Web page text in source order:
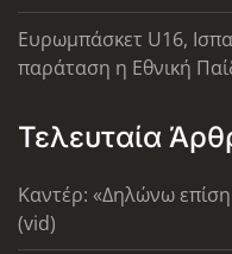
Ευρωμπάσκετ U16,
παράταση η Εθνική
Τελευταία
Καντέρ: «Δηλώνω
(vid)